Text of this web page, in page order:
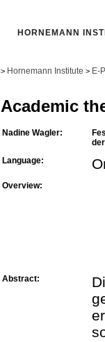
HORNEMANN
> Hornemann Institute > E-
Academic
Nadine Wagler:
Language:
Overview:
Abstract: